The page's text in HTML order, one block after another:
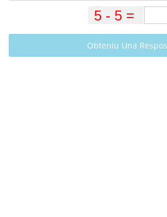
Obteniu Una